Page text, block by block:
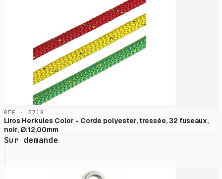
RÉF · 3718
Liros Herkules Color - Corde polyester, tressée, 32 fuseaux,
noir, Ø:12,00mm
Sur demande